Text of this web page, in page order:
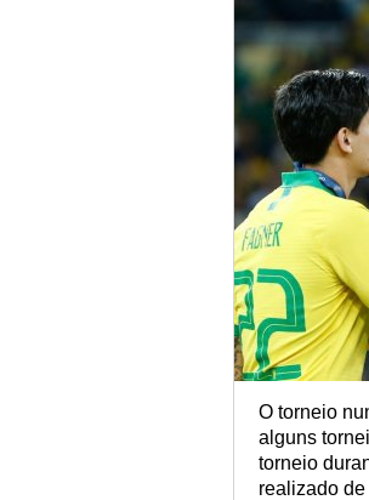
O torneio
alguns
torneio
realizado